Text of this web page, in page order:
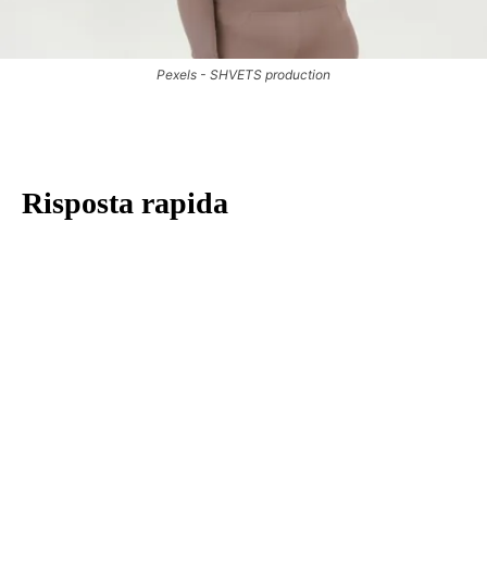
Pexels - SHVETS production
Risposta rapida